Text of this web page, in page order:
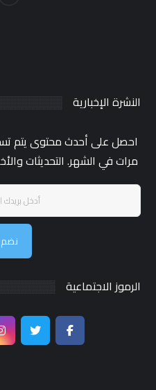
النشرة الإخبارية
احصل على أحدث محتوى يتم
مرات في الشهر. التحديثات
نضم
الرموز الاجتماعية